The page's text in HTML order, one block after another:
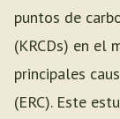
puntos de
(KRCDs) en el
principales
(ERC). Este